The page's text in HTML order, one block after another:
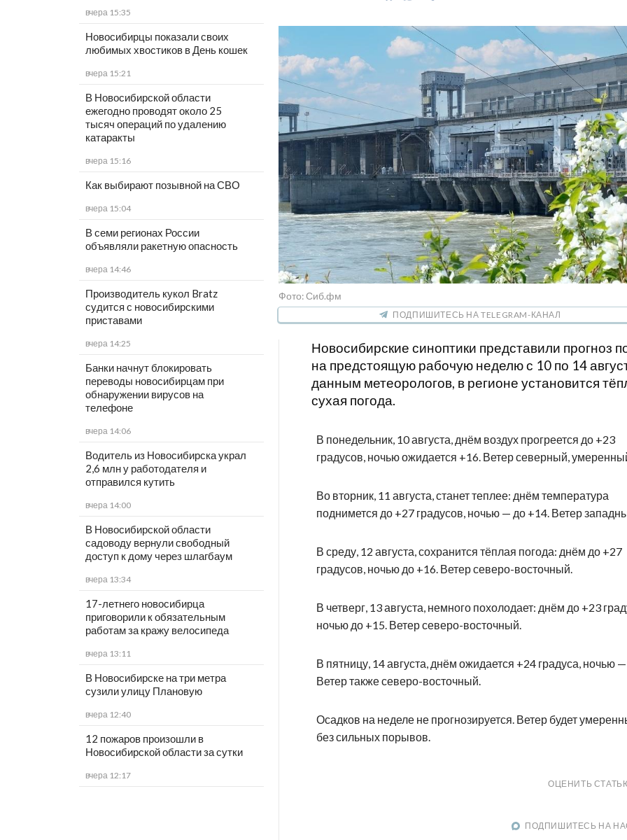
вчера 15:35
Новосибирцы показали своих
любимых хвостиков в День кошек
вчера 15:21
В Новосибирской области
ежегодно проводят около 25
тысяч операций по удалению
катаракты
вчера 15:16
Как выбирают позывной на СВО
вчера 15:04
В семи регионах России
объявляли ракетную опасность
вчера 14:46
Производитель кукол Bratz
судится с новосибирскими
приставами
вчера 14:25
Банки начнут блокировать
переводы новосибирцам при
обнаружении вирусов на
телефоне
вчера 14:06
Водитель из Новосибирска украл
2,6 млн у работодателя и
отправился кутить
вчера 14:00
В Новосибирской области
садоводу вернули свободный
доступ к дому через шлагбаум
вчера 13:34
17-летнего новосибирца
приговорили к обязательным
работам за кражу велосипеда
вчера 13:11
В Новосибирске на три метра
сузили улицу Плановую
вчера 12:40
12 пожаров произошли в
Новосибирской области за сутки
вчера 12:17
Фото: Сиб.фм
ПОДПИШИТЕСЬ НА TELEGRAM-КАНАЛ
Новосибирские синоптики представили прогноз
на предстоящую рабочую неделю с 10 по 14
данным метеорологов, в регионе установится
сухая погода.
В понедельник, 10 августа, днём воздух прогреется до +23
градусов, ночью ожидается +16. Ветер северный,
Во вторник, 11 августа, станет теплее: днём температура
поднимется до +27 градусов, ночью — до +14. Ветер
В среду, 12 августа, сохранится тёплая погода: днём до +27
градусов, ночью до +16. Ветер северо-восточный.
В четверг, 13 августа, немного похолодает: днём до +23
ночью до +15. Ветер северо-восточный.
В пятницу, 14 августа, днём ожидается +24 градуса, ночью
Ветер также северо-восточный.
Осадков на неделе не прогнозируется. Ветер будет
без сильных порывов.
ОЦЕНИТЬ
ПОДПИШИТЕСЬ НА